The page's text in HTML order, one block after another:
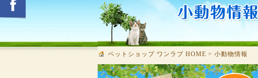
ペットショップ ワンラブ HOME > 小動物情報